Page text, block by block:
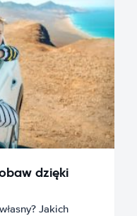
dzięki
Jakich